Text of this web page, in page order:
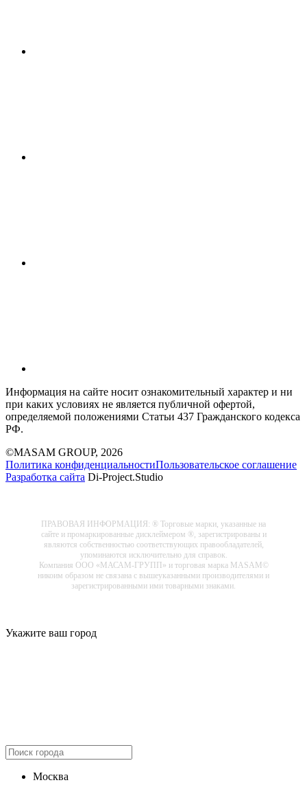
Информация на сайте носит ознакомительный характер и ни
при каких условиях не является публичной офертой,
определяемой положениями Статьи 437 Гражданского кодекса
РФ.
©MASAM GROUP, 2026
Политика конфиденциальностиПользовательское соглашение
Разработка сайта Di-Project.Studio
ПРАВОВАЯ ИНФОРМАЦИЯ: ® Торговые марки, указанные на
сайте и промаркированные дисклеймером ®, зарегистрированы и
являются собственностью соответствующих правообладателей,
упоминаются исключительно для справок.
Компания ООО «МАСАМ-ГРУПП» и торговая марка MASAM©
никоим образом не связана с вышеуказанными производителями и
зарегистрированными ими товарными знаками.
Укажите ваш город
Москва